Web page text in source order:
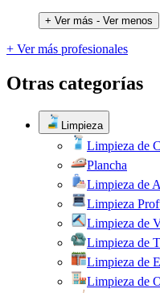
+ Ver más - Ver menos
+ Ver más profesionales
Otras categorías
Limpieza
Limpieza de
Plancha
Limpieza de
Limpieza
Limpieza de
Limpieza de
Limpieza de
Limpieza de